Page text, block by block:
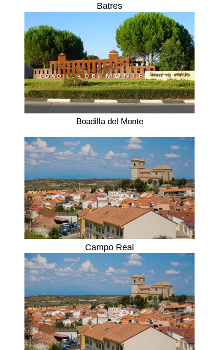
Batres
Boadilla del Monte
Campo Real